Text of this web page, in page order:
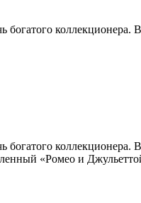
коллекционера.
коллекционера.
«Ромео и